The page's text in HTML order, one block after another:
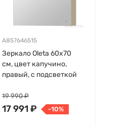
A857646515
Зеркало Oleta 60х70
см, цвет капучино,
правый, с подсветкой
17 991 ₽
19 990 ₽
-10%